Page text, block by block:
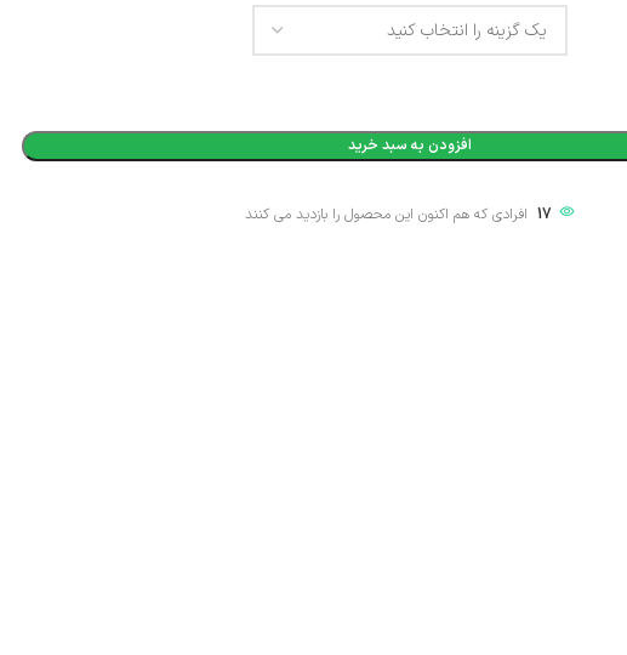
افزودن به سبد خرید
17 افرادی که هم اکنون این محصول را بازدید می کنند